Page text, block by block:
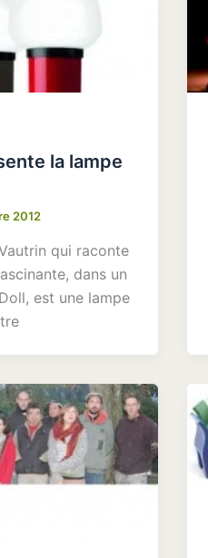
la lampe
2012
qui raconte
dans un
est une lampe